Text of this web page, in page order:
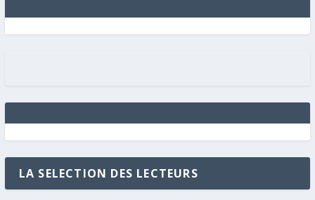
LA SELECTION DES LECTEURS